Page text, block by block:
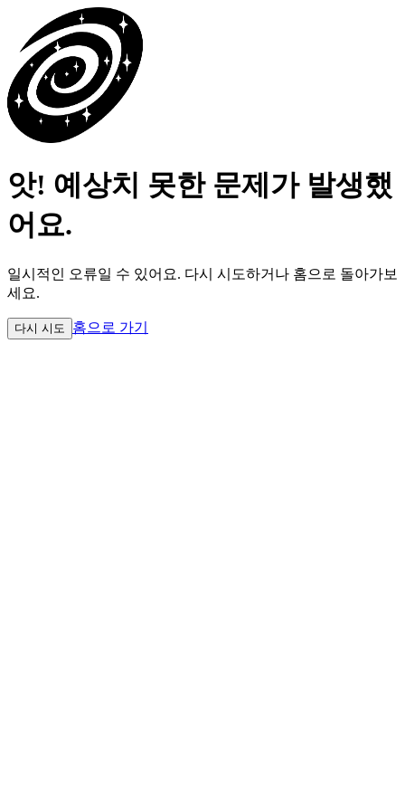
앗! 예상치 못한 문제가 발생했
어요.
일시적인 오류일 수 있어요. 다시 시도하거나 홈으로 돌아가보
세요.
다시 시도 홈으로 가기